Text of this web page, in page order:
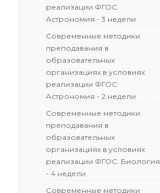
реализации ФГОС.
Астрономия - 3 недели
Современные методики
преподавания в
образовательных
организациях в условиях
реализации ФГОС.
Астрономия - 2 недели
Современные методики
преподавания в
образовательных
организациях в условиях
реализации ФГОС. Биология
- 4 недели
Современные методики